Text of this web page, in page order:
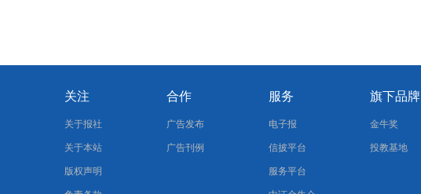
关注
关于报社
关于本站
版权声明
合作
广告发布
广告刊例
服务
电子报
信披平台
服务平台
旗下品牌
金牛奖
投教基地